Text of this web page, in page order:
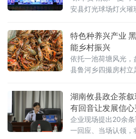
安县灯光球场灯火
在这里举行。活动
体验为载体、以惠
期消费市场，助力华
费热经济”。
特色种养兴产业
能乡村振兴
依托一池荷塘风光
县鲁河乡四撮房村
种养产业，走种养
的发展路子，深挖
走出一条产业兴、村
发展之路。
湖南攸县政企茶
有回音让发展信心
企业现场提出20余
一回应、当场认领，